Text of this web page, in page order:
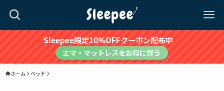
Sleepee限定10%OFFクーポン配布中
エマ・マットレスをお得に買う
ホーム ベッド